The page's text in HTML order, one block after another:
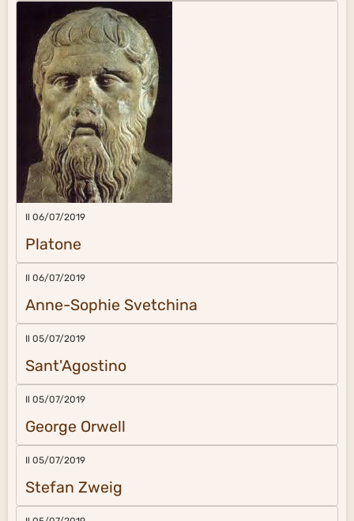
Il 06/07/2019
Platone
Il 06/07/2019
Anne-Sophie Svetchina
Il 05/07/2019
Sant'Agostino
Il 05/07/2019
George Orwell
Il 05/07/2019
Stefan Zweig